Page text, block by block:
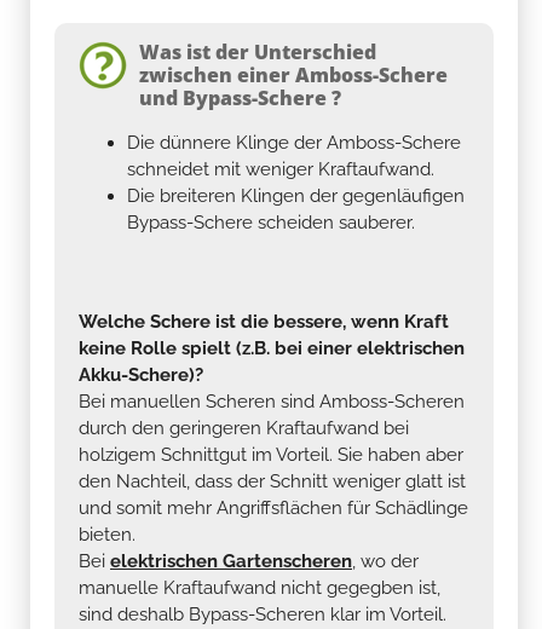
Was ist der Unterschied
zwischen einer Amboss-Schere
und Bypass-Schere ?
Die dünnere Klinge der Amboss-Schere
schneidet mit weniger Kraftaufwand.
Die breiteren Klingen der gegenläufigen
Bypass-Schere scheiden sauberer.
Welche Schere ist die bessere, wenn Kraft
keine Rolle spielt (z.B. bei einer elektrischen
Akku-Schere)?
Bei manuellen Scheren sind Amboss-Scheren
durch den geringeren Kraftaufwand bei
holzigem Schnittgut im Vorteil. Sie haben aber
den Nachteil, dass der Schnitt weniger glatt ist
und somit mehr Angriffsflächen für Schädlinge
bieten.
Bei elektrischen Gartenscheren, wo der
manuelle Kraftaufwand nicht gegegben ist,
sind deshalb Bypass-Scheren klar im Vorteil.